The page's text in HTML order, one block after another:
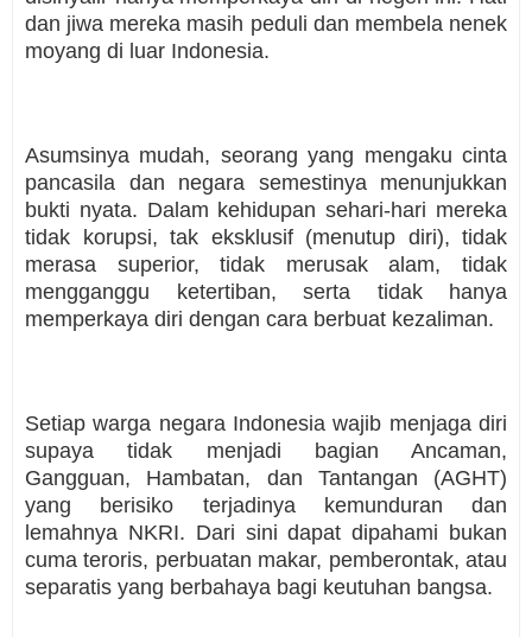
dan jiwa mereka masih peduli dan membela nenek
moyang di luar Indonesia.
Asumsinya mudah, seorang yang mengaku cinta
pancasila dan negara semestinya menunjukkan
bukti nyata. Dalam kehidupan sehari-hari mereka
tidak korupsi, tak eksklusif (menutup diri), tidak
merasa superior, tidak merusak alam, tidak
mengganggu ketertiban, serta tidak hanya
memperkaya diri dengan cara berbuat kezaliman.
Setiap warga negara Indonesia wajib menjaga diri
supaya tidak menjadi bagian Ancaman,
Gangguan, Hambatan, dan Tantangan (AGHT)
yang berisiko terjadinya kemunduran dan
lemahnya NKRI. Dari sini dapat dipahami bukan
cuma teroris, perbuatan makar, pemberontak, atau
separatis yang berbahaya bagi keutuhan bangsa.